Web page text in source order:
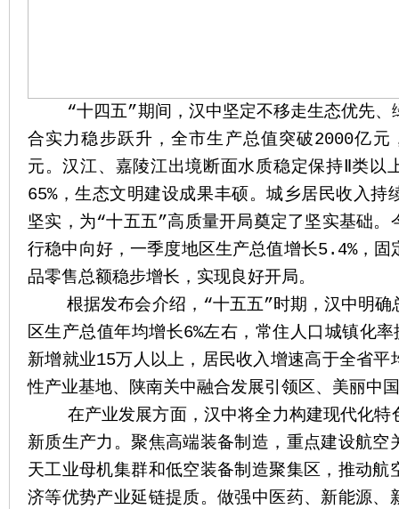
“十四五”期间，汉中坚定不移走生态优先、
合实力稳步跃升，全市生产总值突破2000亿元
元。汉江、嘉陵江出境断面水质稳定保持Ⅱ类以
65%，生态文明建设成果丰硕。城乡居民收入持
坚实，为“十五五”高质量开局奠定了坚实基础。
行稳中向好，一季度地区生产总值增长5.4%，固
品零售总额稳步增长，实现良好开局。
根据发布会介绍，“十五五”时期，汉中明确
区生产总值年均增长6%左右，常住人口城镇化
新增就业15万人以上，居民收入增速高于全省平
性产业基地、陕南关中融合发展引领区、美丽中
在产业发展方面，汉中将全力构建现代化特
新质生产力。聚焦高端装备制造，重点建设航空
天工业母机集群和低空装备制造聚集区，推动航
济等优势产业延链提质。做强中医药、新能源、